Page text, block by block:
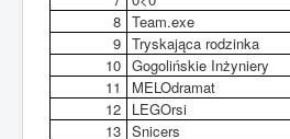
8 Team.exe
9 Tryskająca rodzinka
10 Gogolińskie Inżyniery
11
MELOdramat
12 LEGOrsi
13 Snicers